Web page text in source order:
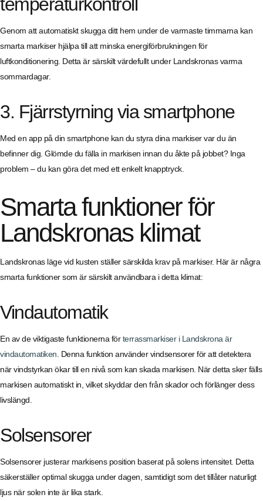
Genom att automatiskt skugga ditt hem under de varmaste timmarna kan
smarta markiser hjälpa till att minska energiförbrukningen för
luftkonditionering. Detta är särskilt värdefullt under Landskronas varma
sommardagar.
3. Fjärrstyrning via smartphone
Med en app på din smartphone kan du styra dina markiser var du än
befinner dig. Glömde du fälla in markisen innan du åkte på jobbet? Inga
problem – du kan göra det med ett enkelt knapptryck.
Smarta funktioner för
Landskronas klimat
Landskronas läge vid kusten ställer särskilda krav på markiser. Här är några
smarta funktioner som är särskilt användbara i detta klimat:
Vindautomatik
En av de viktigaste funktionerna förterrassmarkiser i Landskrona är
vindautomatiken . Denna funktion använder vindsensorer för att detektera
när vindstyrkan ökar till en nivå som kan skada markisen. När detta sker fälls
markisen automatiskt in, vilket skyddar den från skador och förlänger dess
livslängd.
Solsensorer
Solsensorer justerar markisens position baserat på solens intensitet. Detta
säkerställer optimal skugga under dagen, samtidigt som det tillåter naturligt
ljus när solen inte är lika stark.